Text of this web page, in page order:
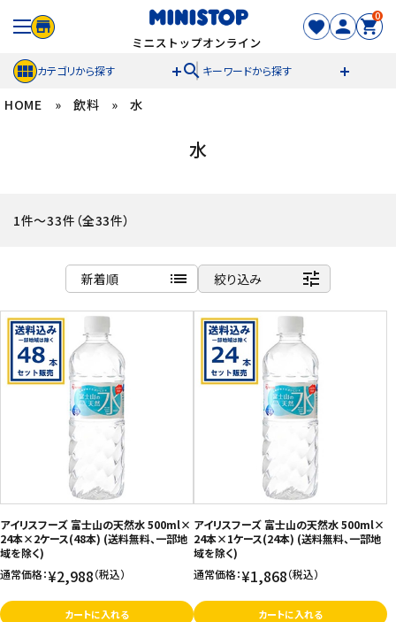
0
カテゴリから探す search キーワードから探す
ACCOUNT MENU
セール商品
カテゴリから探す
スイーツ
お菓子
飲料
酒類
日用品
セール
HOME » 飲料 » 水
水
1件～33件（全33件）
新着順 list
商品名
新着順
発売日順
価格が安い
価格が高い
お気に入り登録数
絞り込み tune
アイリスフーズ 富士山の天然水 500ml×
24本×2ケース(48本) (送料無料、一部地
域を除く)
通常価格：¥2,988（税込）
カートに入れる
アイリスフーズ 富士山の天然水 500ml×
24本×1ケース(24本) (送料無料、一部地
域を除く)
通常価格：¥1,868（税込）
カートに入れる